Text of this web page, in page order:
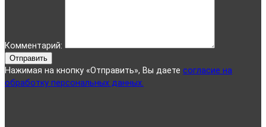
Комментарий:
Отправить
Нажимая на кнопку «Отправить», Вы даете согласие на
обработку персональных данных.